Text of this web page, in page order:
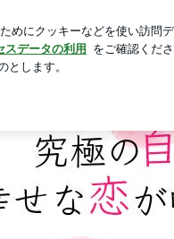
せな恋が叶う方法」
ログ